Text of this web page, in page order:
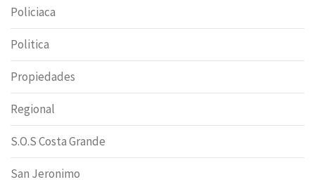
Policiaca
Politica
Propiedades
Regional
S.O.S Costa Grande
San Jeronimo